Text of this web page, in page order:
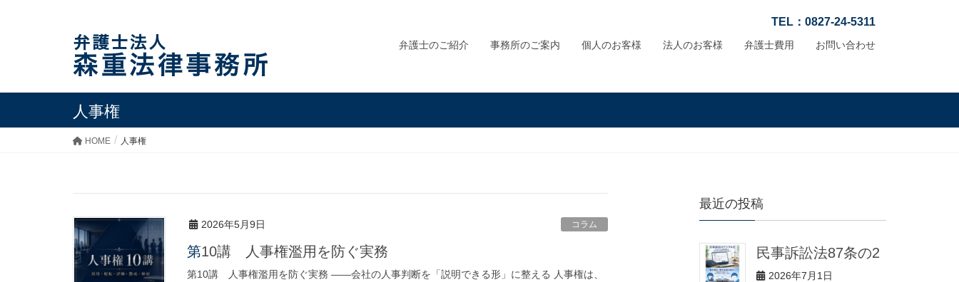
TEL：0827-24-5311
弁護士のご紹介 事務所のご案内 個人のお客様 法人のお客様 弁護士費用 お問い合わせ
人事権
HOME 人事権
2026年5月9日 コラム
第10講 人事権濫用を防ぐ実務
第10講 人事権濫用を防ぐ実務 ――会社の人事判断を「説明できる形」に整える 人事権は、
最近の投稿
民事訴訟法87条の2
2026年7月1日